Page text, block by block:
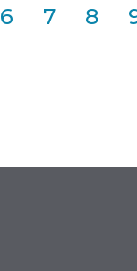
6 7 8